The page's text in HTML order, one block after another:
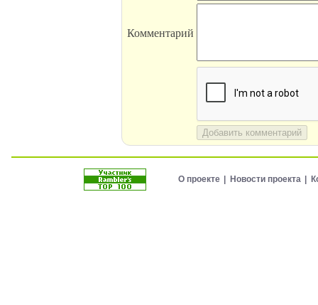
Комментарий
Добавить комментарий
О проекте Новости проекта